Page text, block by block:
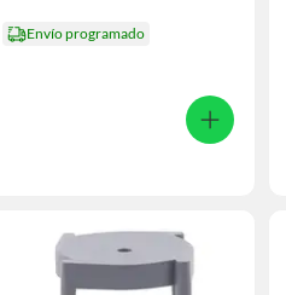
Envío programado